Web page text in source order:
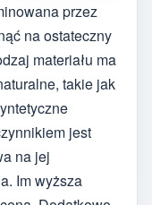
przez
na ostateczny
materiału ma
takie jak
jest
na jej
Im wyższa